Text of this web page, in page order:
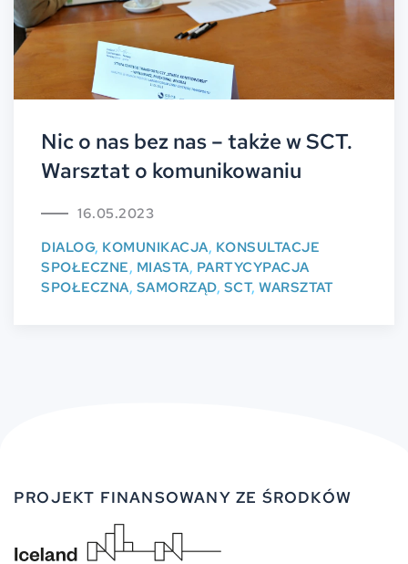
Nic o nas bez nas – także w SCT.
Warsztat o komunikowaniu
16.05.2023
DIALOG, KOMUNIKACJA, KONSULTACJE
SPOŁECZNE, MIASTA, PARTYCYPACJA
SPOŁECZNA, SAMORZĄD, SCT, WARSZTAT
PROJEKT FINANSOWANY ZE ŚRODKÓW